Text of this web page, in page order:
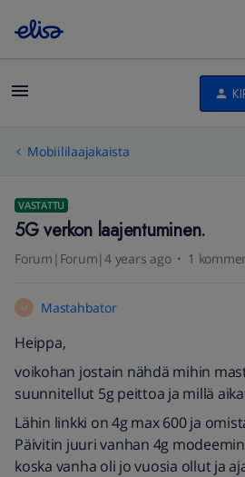
Mobiililaajakaista
VASTATTU
5G verkon laajentuminen.
Forum|Forum|4 years ago 1
M Mastahbator
Heippa,
voikohan jostain nähdä mihin
suunnitellut 5g peittoa ja millä
Lähin linkki on 4g max 600 ja
Päivitin juuri vanhan 4g
koska vanha oli jo vuosia ollut ja